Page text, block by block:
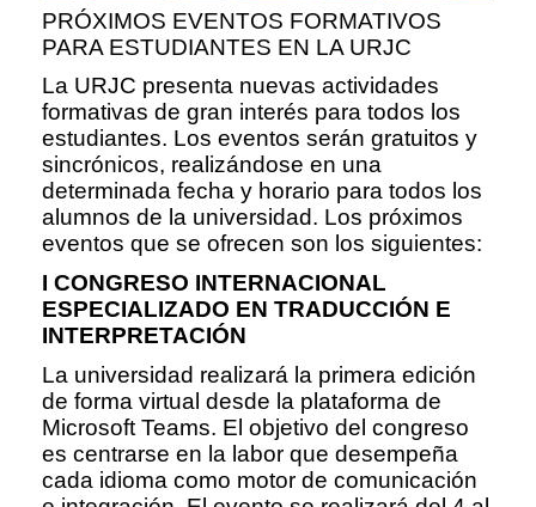
PRÓXIMOS EVENTOS FORMATIVOS
PARA ESTUDIANTES EN LA URJC
La URJC presenta nuevas actividades
formativas de gran interés para todos los
estudiantes. Los eventos serán gratuitos y
sincrónicos, realizándose en una
determinada fecha y horario para todos los
alumnos de la universidad. Los próximos
eventos que se ofrecen son los siguientes:
I CONGRESO INTERNACIONAL
ESPECIALIZADO EN TRADUCCIÓN E
INTERPRETACIÓN
La universidad realizará la primera edición
de forma virtual desde la plataforma de
Microsoft Teams. El objetivo del congreso
es centrarse en la labor que desempeña
cada idioma como motor de comunicación